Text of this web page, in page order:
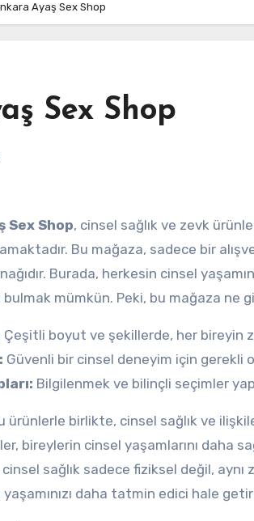
Ayaş Sex Shop
Sex Shop
Sex Shop, cinsel sağlık ve zevk
Bu mağaza, sadece bir
Burada, herkesin cinsel
mümkün. Peki, bu mağaza ne
Çeşitli boyut ve şekillerde, her bireyin
Güvenli bir cinsel deneyim için gerekli
Bilgilenmek ve bilinçli seçimler
ürünlerle birlikte, cinsel sağlık ve
bireylerin cinsel yaşamlarını daha
cinsel sağlık sadece fiziksel değil,
daha tatmin edici hale